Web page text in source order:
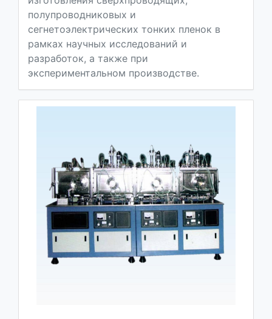
полупроводниковых и
сегнетоэлектрических тонких пленок в
рамках научных исследований и
разработок, а также при
экспериментальном производстве.